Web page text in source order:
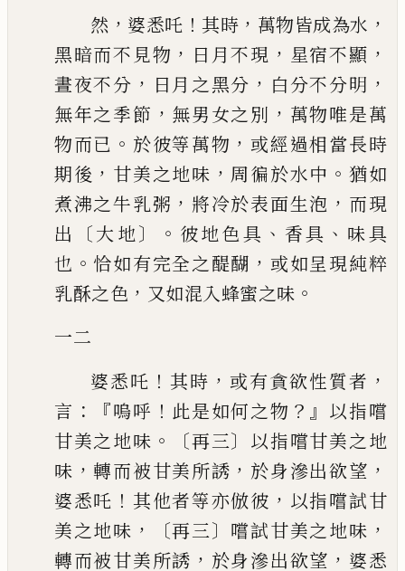
然 ， 婆悉吒 ！ 其時 ， 萬物皆成為水 ，
黑暗而不見物 ， 日月不現 ， 星宿不顯 ，
晝夜不分 ， 日月之黑分 ， 白分不分明 ，
無年之季節 ， 無男女之別 ， 萬物唯是萬
物而已 。 於彼等萬物 ， 或經過相當長時
期後 ， 甘美之地味 ， 周徧於水中 。 猶如
煮沸之牛乳粥 ， 將冷於表面生泡 ， 而現
出
〔大地〕。 彼地色具 、 香具 、 味具
也 。 恰如有完全之醍醐 ， 或如呈現純粹
乳酥之色 ， 又如混入蜂蜜之味 。
一二
婆悉吒 ！ 其時 ， 或有貪欲性質者 ，
言 ：『嗚呼 ！ 此是如何之物 ？』 以指嚐
甘美之地味 。〔再三〕 以指嚐甘美之地
味 ，轉而被甘美所誘 ， 於身滲出欲望 ，
婆悉吒 ！ 其他者等亦倣彼 ， 以指嚐試甘
美之地味 ，〔再三〕 嚐試甘美之地味 ，
轉而被甘美所誘 ， 於身滲出欲望 ， 婆悉